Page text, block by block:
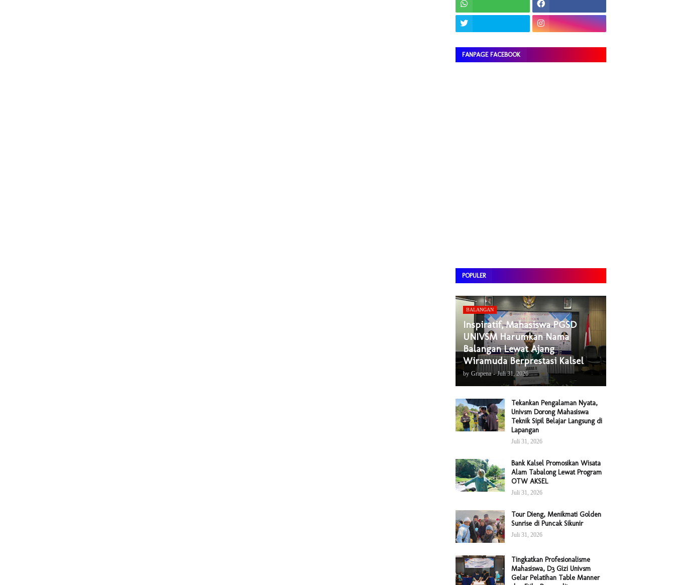
FANPAGE FACEBOOK
POPULER
BALANGAN
Inspiratif, Mahasiswa PGSD
UNIVSM Harumkan Nama
Balangan Lewat Ajang
Wiramuda Berprestasi Kalsel
by Grapena - Juli 31, 2026
Tekankan Pengalaman Nyata,
Univsm Dorong Mahasiswa
Teknik Sipil Belajar Langsung di
Lapangan
Juli 31, 2026
Bank Kalsel Promosikan Wisata
Alam Tabalong Lewat Program
OTW AKSEL
Juli 31, 2026
Tour Dieng, Menikmati Golden
Sunrise di Puncak Sikunir
Juli 31, 2026
Tingkatkan Profesionalisme
Mahasiswa, D3 Gizi Univsm
Gelar Pelatihan Table Manner